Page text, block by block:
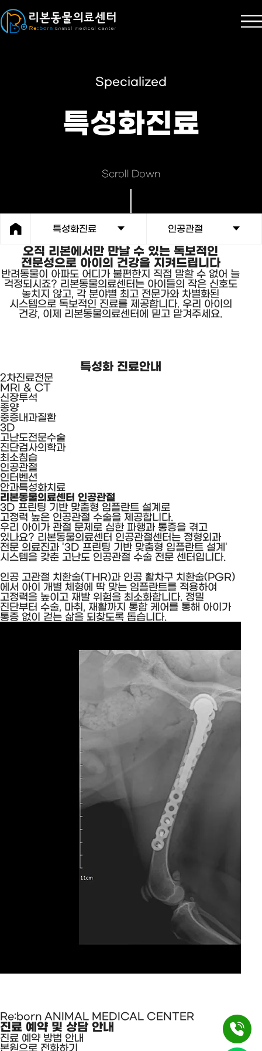
Specialized
특성화진료
Scroll Down
특성화진료 인공관절
특성화진료
오직 리본에서만 만날 수 있는 독보적인
전문성으로 아이의 건강을 지켜드립니다
반려동물이 아파도 어디가 불편한지 직접 말할 수 없어 늘
걱정되시죠? 리본동물의료센터는 아이들의 작은 신호도
놓치지 않고, 각 분야별 최고 전문가와 차별화된
시스템으로 독보적인 진료를 제공합니다. 우리 아이의
건강, 이제 리본동물의료센터에 믿고 맡겨주세요.
특성화 진료안내
2차진료전문
MRI & CT
신장투석
종양
중증내과질환
3D
고난도전문수술
진단검사의학과
최소침습
인공관절
인터벤션
안과특성화치료
리본동물의료센터 인공관절
3D 프린팅 기반 맞춤형 임플란트 설계로
고정력 높은 인공관절 수술을 제공합니다.
우리 아이가 관절 문제로 심한 파행과 통증을 겪고
있나요? 리본동물의료센터 인공관절센터는 정형외과
전문 의료진과 '3D 프린팅 기반 맞춤형 임플란트 설계'
시스템을 갖춘 고난도 인공관절 수술 전문 센터입니다.
인공 고관절 치환술(THR)과 인공 활차구 치환술(PGR)
에서 아이 개별 체형에 딱 맞는 임플란트를 적용하여
고정력을 높이고 재발 위험을 최소화합니다. 정밀
진단부터 수술, 마취, 재활까지 통합 케어를 통해 아이가
통증 없이 걷는 삶을 되찾도록 돕습니다.
Re:born ANIMAL MEDICAL CENTER
진료 예약 및 상담 안내
진료 예약 방법 안내
본원으로 전화하기